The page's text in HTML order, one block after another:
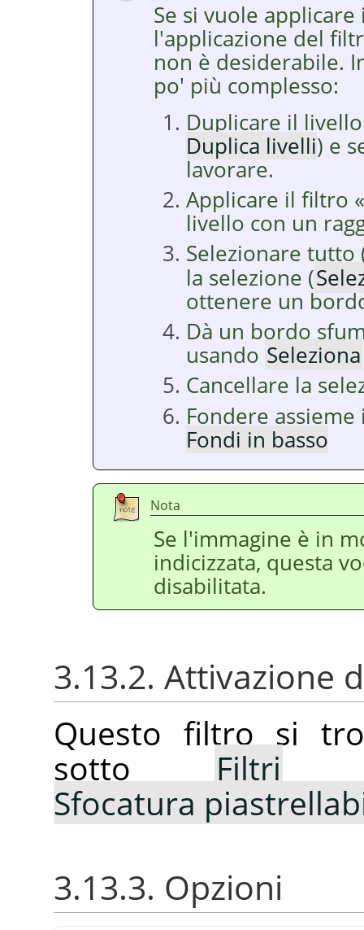
Se si vuole
l'applicazione del
non è desiderabile.
po' più complesso:
Duplicare il
Duplica livelli) e
lavorare.
Applicare il filtro «
livello con un
Selezionare tutto
la selezione (
ottenere un
Dà un bordo
usando Seleziona
Cancellare la
Fondere
Fondi in basso
Nota
Se l'immagine è in
indicizzata, questa
disabilitata.
3.13.2. Attivazione
Questo filtro si
sotto Filtri
Sfocatura
3.13.3. Opzioni